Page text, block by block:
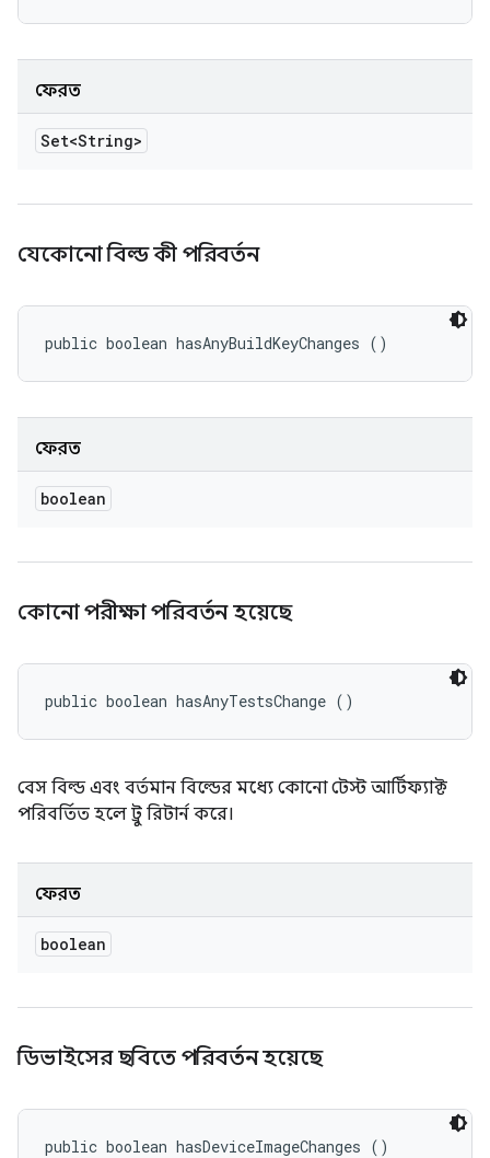
ফেরত
Set<String>
যেকোনো বিল্ড কী পরিবর্তন
public boolean hasAnyBuildKeyChanges ()
ফেরত
boolean
কোনো পরীক্ষা পরিবর্তন হয়েছে
public boolean hasAnyTestsChange ()
বেস বিল্ড এবং বর্তমান বিল্ডের মধ্যে কোনো টেস্ট আর্টিফ্যাক্ট
পরিবর্তিত হলে ট্রু রিটার্ন করে।
ফেরত
boolean
ডিভাইসের ছবিতে পরিবর্তন হয়েছে
public boolean hasDeviceImageChanges ()